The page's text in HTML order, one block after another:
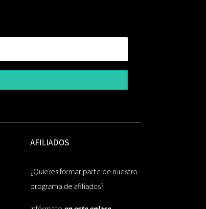
AFILIADOS
¿Quieres formar parte de nuestro
programa de afiliados?